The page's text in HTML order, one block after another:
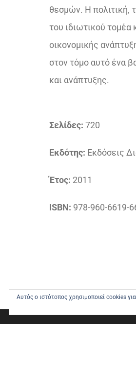
θεσμών. Η πολιτική,
του ιδιωτικού τομέα
οικονομικής
στον τόμο αυτό ένα
και ανάπτυξης.
Σελίδες: 720
Εκδότης: Εκδόσεις
Έτος: 2011
ISBN: 978-960-6619-
Αυτός ο ιστότοπος χρησιμοποιεί cookies